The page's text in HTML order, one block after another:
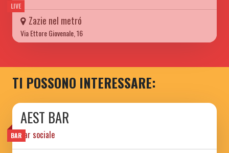
LIVE
Zazie nel metró
Via Ettore Giovenale, 16
TI POSSONO INTERESSARE:
BAR
AEST BAR
bar sociale